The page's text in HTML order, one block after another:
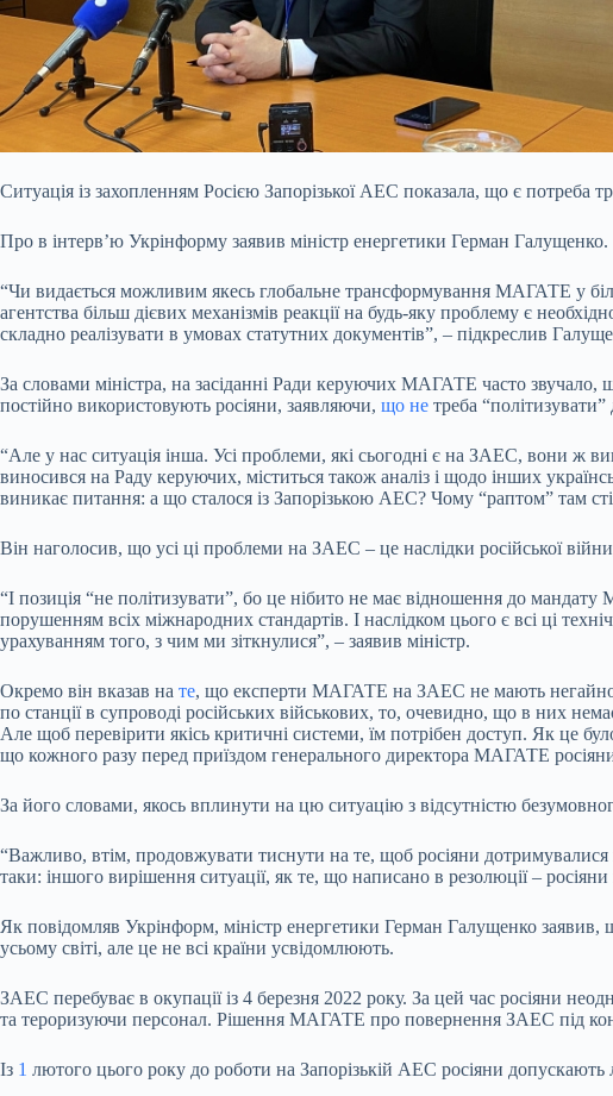
Ситуація із захопленням Росією Запорізької АЕС показала, що є
Про в інтерв’ю Укрінформу заявив міністр енергетики Герман Галущенко.
“Чи видається можливим якесь глобальне трансформування МАГАТЕ у
агентства більш дієвих механізмів реакції на будь-яку проблему є
складно реалізувати в умовах статутних документів”, – підкреслив
За словами міністра, на засіданні Ради керуючих МАГАТЕ часто звучало,
постійно використовують росіяни, заявляючи, що не треба
“Але у нас ситуація інша. Усі проблеми, які сьогодні є на ЗАЕС, вони ж
виносився на Раду керуючих, міститься також аналіз і щодо інших
виникає питання: а що сталося із Запорізькою АЕС? Чому “раптом” там
Він наголосив, що усі ці проблеми на ЗАЕС – це наслідки російської війни,
“І позиція “не політизувати”, бо це нібито не має відношення до
порушенням всіх міжнародних стандартів. І наслідком цього є всі ці
урахуванням того, з чим ми зіткнулися”, – заявив міністр.
Окремо він вказав на те, що експерти МАГАТЕ на ЗАЕС не мають
по станції в супроводі російських військових, то, очевидно, що в них
Але щоб перевірити якісь критичні системи, їм потрібен доступ. Як це
що кожного разу перед приїздом генерального директора МАГАТЕ росіяни
За його словами, якось вплинути на цю ситуацію з відсутністю
“Важливо, втім, продовжувати тиснути на те, щоб росіяни дотримувалися
таки: іншого вирішення ситуації, як те, що написано в резолюції –
Як повідомляв Укрінформ, міністр енергетики Герман Галущенко
усьому світі, але це не всі країни усвідомлюють.
ЗАЕС перебуває в окупації із 4 березня 2022 року. За цей час росіяни
та тероризуючи персонал. Рішення МАГАТЕ про повернення ЗАЕС під
Із 1 лютого цього року до роботи на Запорізькій АЕС росіяни